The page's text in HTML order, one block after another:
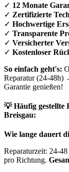
✓ 12 Monate
✓ Zertifizierte
✓ Hochwertige
✓ Transparente
✓ Versicherter
✓ Kostenloser
So einfach geht's:
Reparatur (24-48h)
Garantie genießen!
💡 Häufig gestellte
Breisgau:
Wie lange dauert
Reparaturzeit: 24-
pro Richtung.